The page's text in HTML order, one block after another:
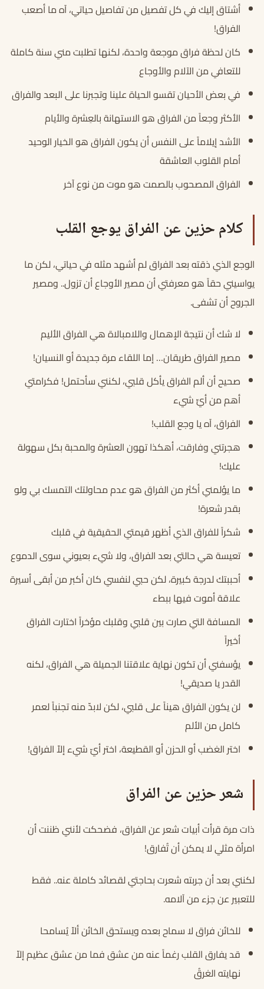
أشتاق إليك في كل تفصيل من تفاصيل حياتي، آه ما أصعب
الفراق!
كان لحظة فراق موجعة واحدة، لكنها تطلبت مني سنة كاملة
للتعافي من الآلام والأوجاع
في بعض الأحيان تقسو الحياة علينا وتجبرنا على البعد والفراق
الأكثر وجعاً من الفراق هو الاستهانة بالعِشرة والأيام
الأشد إيلاماً على النفس أن يكون الفراق هو الخيار الوحيد
أمام القلوب العاشقة
الفراق المصحوب بالصمت هو موت من نوع آخر
كلام حزين عن الفراق يوجع القلب
الوجع الذي ذقته بعد الفراق لم أشهد مثله في حياتي، لكن ما
يواسيني حقاً هو معرفتي أن مصير الأوجاع أن تزول.. ومصير
الجروح أن تشفى.
لا شك أن نتيجة الإهمال واللامبالاة هي الفراق الأليم
مصير الفراق طريقان… إما اللقاء مرة جديدة أو النسيان!
صحيح أن ألم الفراق يأكل قلبي، لكنني سأحتمل! فكرامتي
أهم من أيِّ شيء
الفراق، آه يا وجع القلب!
هجرتني وفارقت، أهكذا تهون العشرة والمحبة بكل سهولة
عليك!
ما يؤلمني أكثر من الفراق هو عدم محاولتك التمسك بي ولو
بقدر شعرة!
شكراً للفراق الذي أظهر قيمتي الحقيقية في قلبك
تعيسة هي حالتي بعد الفراق، ولا شيء بعيوني سوى الدموع
أحببتك لدرجة كبيرة، لكن حبي لنفسي كان أكبر من أبقى أسيرة
علاقة أموت فيها ببطء
المسافة التي صارت بين قلبي وقلبك مؤخراً اختارت الفراق
أخيراً
يؤسفني أن تكون نهاية علاقتنا الجميلة هي الفراق، لكنه
القدر يا صديقي!
لن يكون الفراق هيناً على قلبي، لكن لابدّ منه تجنباً لعمر
كامل من الألم
اختر الغضب أو الحزن أو القطيعة، اختر أيّ شيء إلاّ الفراق!
شعر حزين عن الفراق
ذات مرة قرأت أبيات شعر عن الفراق، فضحكت لأنني ظننت أن
امرأة مثلي لا يمكن أن تُفارق!
لكنني بعد أن جربته شعرت بحاجتي لقصائد كاملة عنه.. فقط
للتعبير عن جزء من آلامه.
للخائن فراق لا سماح بعده ويستحق الخائن ألاّ يُسامحا
قد يفارق القلب رغماً عنه من عشق فما من عشق عظيم إلاّ
نهايته الغرقُ